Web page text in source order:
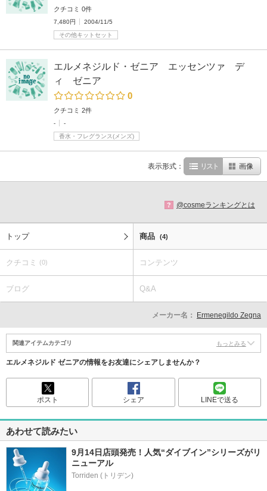
クチコミ 0件
7,480円
2004/11/5
その他キットセット
エルメネジルド・ゼニア エッセンツァ デ
ィ ゼニア
0
クチコミ 2件
-
-
香水・フレグランス(メンズ)
表示形式： リスト 画像
? @cosmeランキングとは
トップ 商品 (4)
クチコミ (0) コンテンツ
ブログ Q&A
メーカー名： Ermenegildo Zegna
関連アイテムカテゴリ もっとみる
エルメネジルド ゼニアの情報をお友達にシェアしませんか？
ポスト シェア LINEで送る
あわせて読みたい
9月14日店頭発売！人気“ダイブイン”シリーズがリ
ニューアル